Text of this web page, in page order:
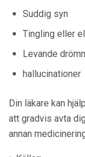
Suddig syn
Tingling eller
Levande
hallucinationer
Din läkare kan
att gradvis avta
annan